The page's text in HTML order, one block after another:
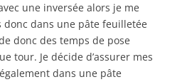
une inversée alors je me
donc dans une pâte feuilletée
donc des temps de pose
tour. Je décide d’assurer mes
dans une pâte